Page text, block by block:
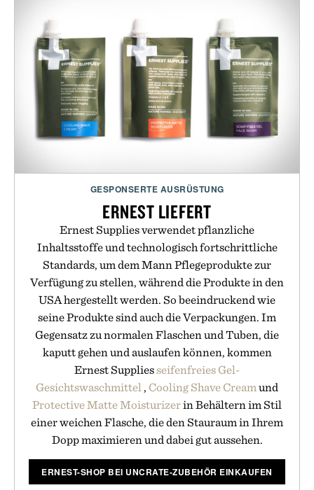
GESPONSERTE AUSRÜSTUNG
ERNEST LIEFERT
Ernest Supplies verwendet pflanzliche
Inhaltsstoffe und technologisch fortschrittliche
Standards, um dem Mann Pflegeprodukte zur
Verfügung zu stellen, während die Produkte in den
USA hergestellt werden. So beeindruckend wie
seine Produkte sind auch die Verpackungen. Im
Gegensatz zu normalen Flaschen und Tuben, die
kaputt gehen und auslaufen können, kommen
Ernest Suppliesseifenfreies Gel-
Gesichtswaschmittel , Cooling Shave Cream und
Protective Matte Moisturizerin Behältern im Stil
einer weichen Flasche, die den Stauraum in Ihrem
Dopp maximieren und dabei gut aussehen.
ERNEST-SHOP BEI UNCRATE-ZUBEHÖR EINKAUFEN